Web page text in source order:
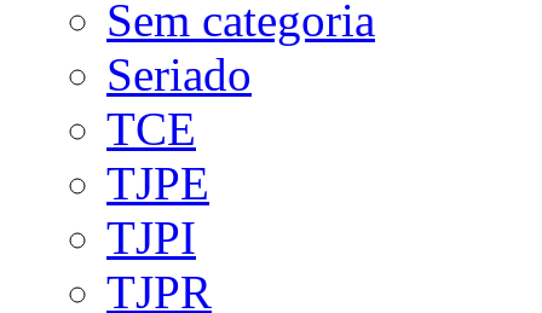
Sem categoria
Seriado
TCE
TJPE
TJPI
TJPR